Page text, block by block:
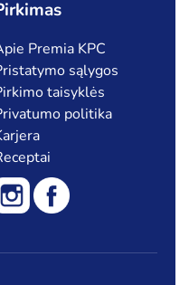
Premia KPC
sąlygos
taisyklės
politika